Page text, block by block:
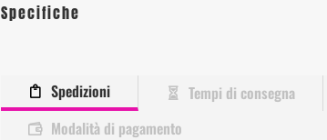
Specifiche
Spedizioni
Tempi di consegna
Modalità di pagamento